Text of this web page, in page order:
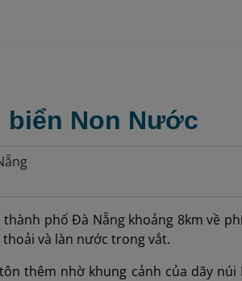
biển Non Nước
phố Đà Nẵng khoảng 8km về
và làn nước trong vắt.
thêm nhờ khung cảnh của dãy núi